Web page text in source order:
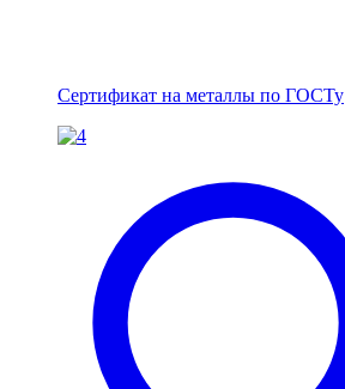
Сертификат на металлы по ГОСТу